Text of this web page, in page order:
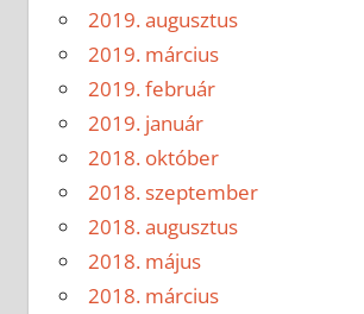
2019. augusztus
2019. március
2019. február
2019. január
2018. október
2018. szeptember
2018. augusztus
2018. május
2018. március